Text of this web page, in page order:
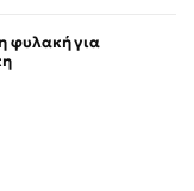
φυλακή για